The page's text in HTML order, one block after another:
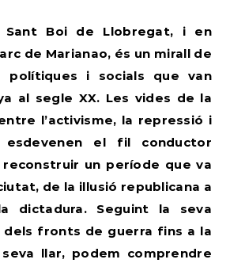
de Marianao, és un mirall de
polítiques i socials que van
al segle XX. Les vides de la
l’activisme, la repressió i
esdevenen el fil conductor
un període que va
de la il·lusió republicana a
dictadura. Seguint la seva
fronts de guerra fins a la
llar, podem comprendre